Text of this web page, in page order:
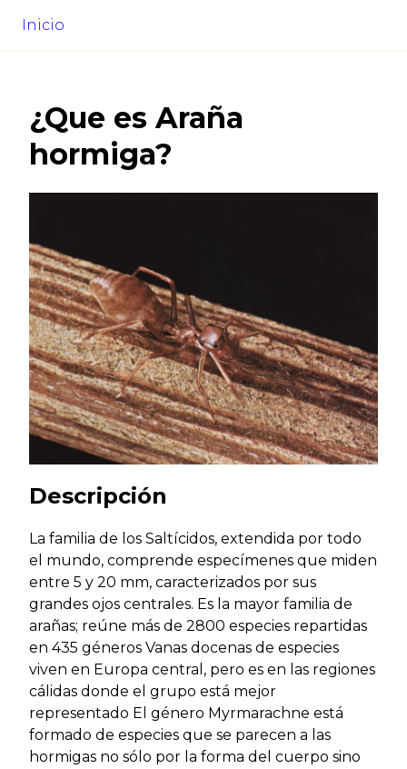
Inicio
¿Que es Araña
hormiga?
Descripción
La familia de los Saltícidos, extendida por todo
el mundo, comprende especímenes que miden
entre 5 y 20 mm, caracterizados por sus
grandes ojos centrales. Es la mayor familia de
arañas; reúne más de 2800 especies repartidas
en 435 géneros Vanas docenas de especies
viven en Europa central, pero es en las regiones
cálidas donde el grupo está mejor
representado El género Myrmarachne está
formado de especies que se parecen a las
hormigas no sólo por la forma del cuerpo sino